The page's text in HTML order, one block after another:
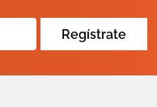
Regístrate